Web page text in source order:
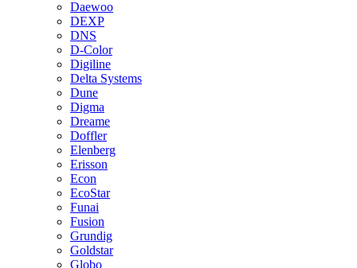
Daewoo
DEXP
DNS
D-Color
Digiline
Delta Systems
Dune
Digma
Dreame
Doffler
Elenberg
Erisson
Econ
EcoStar
Funai
Fusion
Grundig
Goldstar
Globo